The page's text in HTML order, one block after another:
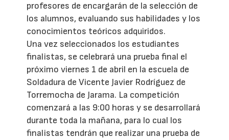
profesores de encargarán de la selección de
los alumnos, evaluando sus habilidades y los
conocimientos teóricos adquiridos.
Una vez seleccionados los estudiantes
finalistas, se celebrará una prueba final el
próximo viernes 1 de abril en la escuela de
Soldadura de Vicente Javier Rodríguez de
Torremocha de Jarama. La competición
comenzará a las 9:00 horas y se desarrollará
durante toda la mañana, para lo cual los
finalistas tendrán que realizar una prueba de